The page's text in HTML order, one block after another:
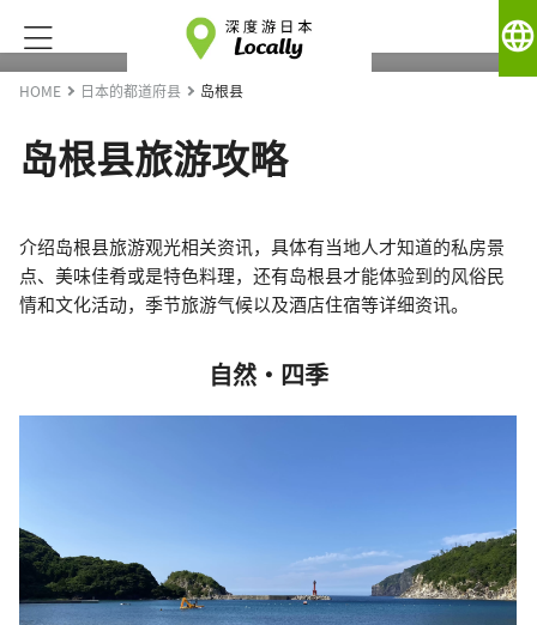
language
HOME 日本的都道府县 岛根县
岛根县旅游攻略
介绍岛根县旅游观光相关资讯，具体有当地人才知道的私房景
点、美味佳肴或是特色料理，还有岛根县才能体验到的风俗民
情和文化活动，季节旅游气候以及酒店住宿等详细资讯。
自然・四季